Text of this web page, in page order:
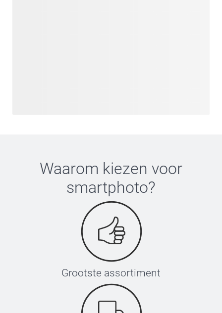
Waarom kiezen voor
smartphoto?
Grootste assortiment